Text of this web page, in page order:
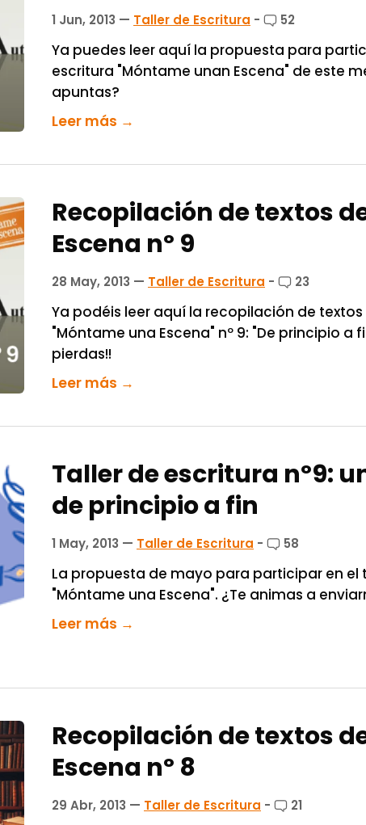
1 Jun, 2013 — Taller de Escritura - 52
Ya puedes leer aquí la propuesta para
escritura "Móntame unan Escena" de este
apuntas?
Leer más →
Recopilación de textos
Escena nº 9
28 May, 2013 — Taller de Escritura - 23
Ya podéis leer aquí la recopilación de
"Móntame una Escena" nº 9: "De principio a
pierdas!!
Leer más →
Taller de escritura nº9:
de principio a fin
1 May, 2013 — Taller de Escritura - 58
La propuesta de mayo para participar en el
"Móntame una Escena". ¿Te animas a
Leer más →
Recopilación de textos
Escena nº 8
29 Abr, 2013 — Taller de Escritura - 21